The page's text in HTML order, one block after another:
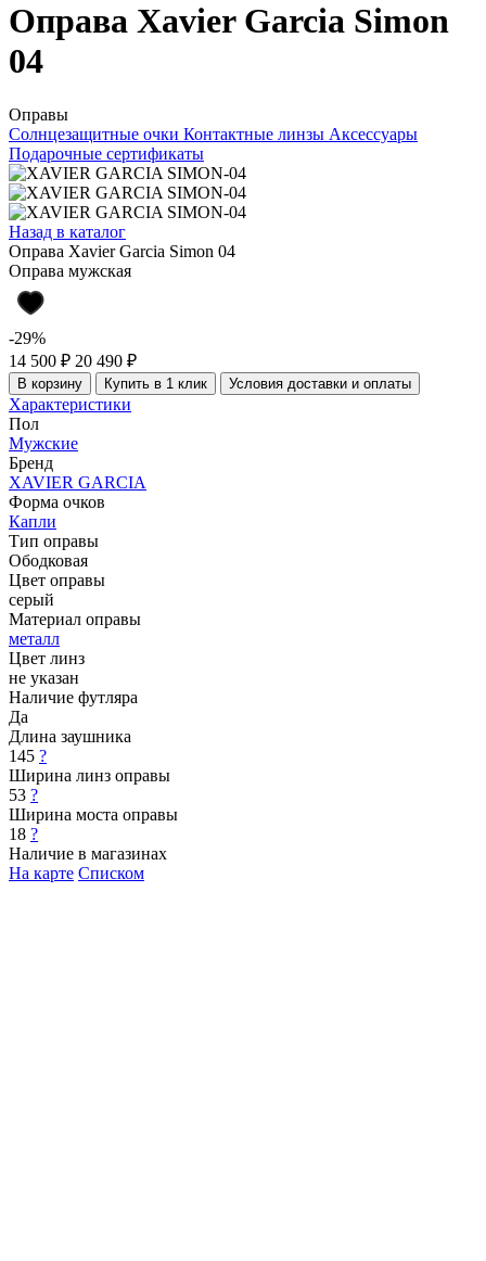
Оправа Xavier Garcia Simon
04
Оправы
Солнцезащитные очки Контактные линзы Аксессуары
Подарочные сертификаты
Назад в каталог
Оправа Xavier Garcia Simon 04
Оправа мужская
-29%
14 500 ₽ 20 490 ₽
В корзину Купить в 1 клик Условия доставки и оплаты
Характеристики
Пол
Мужские
Бренд
XAVIER GARCIA
Форма очков
Капли
Тип оправы
Ободковая
Цвет оправы
серый
Материал оправы
металл
Цвет линз
не указан
Наличие футляра
Да
Длина заушника
145 ?
Ширина линз оправы
53 ?
Ширина моста оправы
18 ?
Наличие в магазинах
На карте Списком